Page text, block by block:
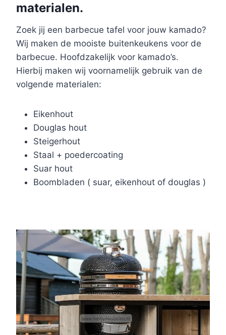
materialen.
Zoek jij een barbecue tafel voor jouw kamado?
Wij maken de mooiste buitenkeukens voor de
barbecue. Hoofdzakelijk voor kamado’s.
Hierbij maken wij voornamelijk gebruik van de
volgende materialen:
Eikenhout
Douglas hout
Steigerhout
Staal + poedercoating
Suar hout
Boombladen ( suar, eikenhout of douglas )